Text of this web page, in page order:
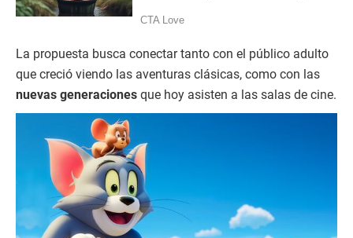
La propuesta busca conectar tanto con el público adulto
que creció viendo las aventuras clásicas, como con las
nuevas generaciones que hoy asisten a las salas de cine.